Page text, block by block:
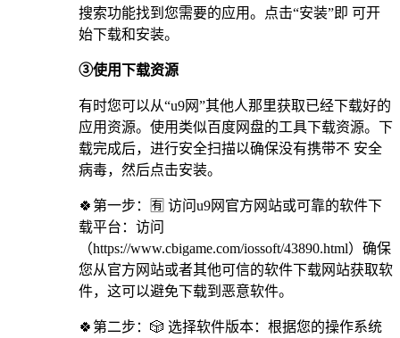
搜索功能找到您需要的应用。点击“安装”即 可开
始下载和安装。
③使用下载资源
有时您可以从“u9网”其他人那里获取已经下载好的
应用资源。使用类似百度网盘的工具下载资源。下
载完成后，进行安全扫描以确保没有携带不 安全
病毒，然后点击安装。
🍀第一步：🈶 访问u9网官方网站或可靠的软件下
载平台：访问
（https://www.cbigame.com/iossoft/43890.html）确保
您从官方网站或者其他可信的软件下载网站获取软
件，这可以避免下载到恶意软件。
🍀第二步：🎲 选择软件版本：根据您的操作系统